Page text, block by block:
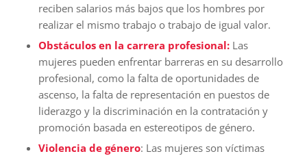
reciben salarios más bajos que los hombres por
realizar el mismo trabajo o trabajo de igual valor.
Obstáculos en la carrera profesional:Las
mujeres pueden enfrentar barreras en su desarrollo
profesional, como la falta de oportunidades de
ascenso, la falta de representación en puestos de
liderazgo y la discriminación en la contratación y
promoción basada en estereotipos de género.
Violencia de género: Las mujeres son víctimas